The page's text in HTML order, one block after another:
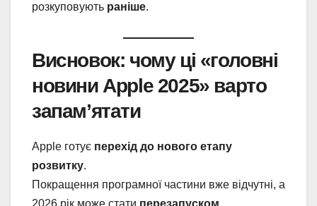
розкуповують раніше.
Висновок: чому ці «головні
новини Apple 2025» варто
запам’ятати
Apple готує перехід до нового етапу
розвитку.
Покращення програмної частини вже відчутні, а